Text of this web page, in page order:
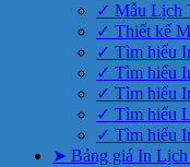
✓ Mẫu Lịch
✓ Thiết kế
✓ Tìm hiểu
✓ Tìm hiểu
✓ Tìm hiểu
✓ Tìm hiểu
✓ Tìm hiểu
➤ Bảng giá In